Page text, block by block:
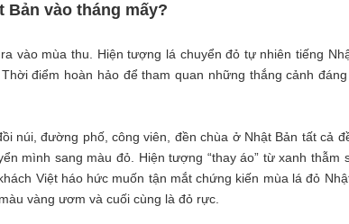
Bản vào tháng mấy?
vào mùa thu. Hiện tượng lá chuyển đỏ tự nhiên tiếng
điểm hoàn hảo để tham quan những thắng cảnh
núi, đường phố, công viên, đền chùa ở Nhật Bản tất cả
mình sang màu đỏ. Hiện tượng “thay áo” từ xanh
Việt háo hức muốn tận mắt chứng kiến mùa lá đỏ
vàng ươm và cuối cùng là đỏ rực.